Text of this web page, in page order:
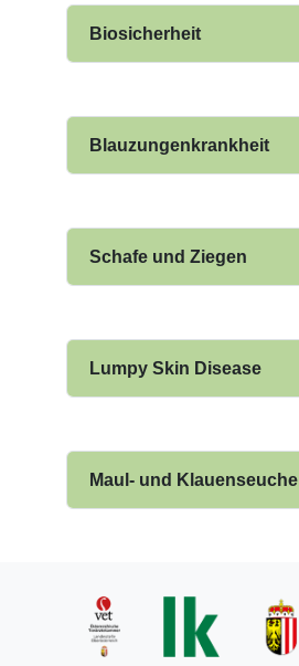
Biosicherheit
Blauzungenkrankheit
Schafe und Ziegen
Lumpy Skin Disease
Maul- und Klauenseuche